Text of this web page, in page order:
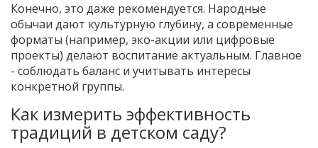
Конечно, это даже рекомендуется. Народные
обычаи дают культурную глубину, а современные
форматы (например, эко-акции или цифровые
проекты) делают воспитание актуальным. Главное
- соблюдать баланс и учитывать интересы
конкретной группы.
Как измерить эффективность
традиций в детском саду?